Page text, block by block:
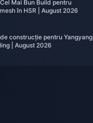
Mai Bun Build pentru
în HSR | August 2026
construcție pentru Yangyang
| August 2026